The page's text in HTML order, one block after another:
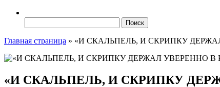
Главная страница » «И СКАЛЬПЕЛЬ, И СКРИПКУ
«И СКАЛЬПЕЛЬ, И СКРИПКУ